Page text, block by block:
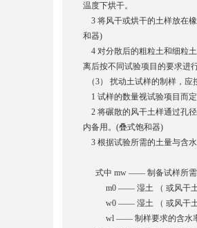
温度下烘干。
3 将风干或烘干的土样放在
和器)
4 对分散后的粗粒土和细粒
离后按不同试验项目的要求进
（3） 扰动土试样的制样，应
1 试样的数量视试验项目而
2 将碾散的风干土样通过孔
内备用。(叠式饱和器)
3 根据试验所需的土量与含
式中 mw —— 制备试样所需
m0 —— 湿土 （ 或风干土
w0 —— 湿土 （ 或风干土
wl —— 制样要求的含水率